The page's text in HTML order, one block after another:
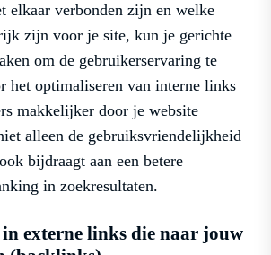
elkaar verbonden zijn en welke
zijn voor je site, kun je gerichte
om de gebruikerservaring te
het optimaliseren van interne links
makkelijker door je website
alleen de gebruiksvriendelijkheid
bijdraagt aan een betere
in zoekresultaten.
externe links die naar jouw